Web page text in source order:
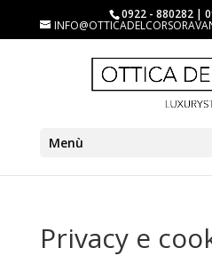
0922 - 880282 |
Menù
Privacy e